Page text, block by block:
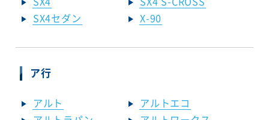
SX4セダン
X-90
ア行
アルト
アルトエコ